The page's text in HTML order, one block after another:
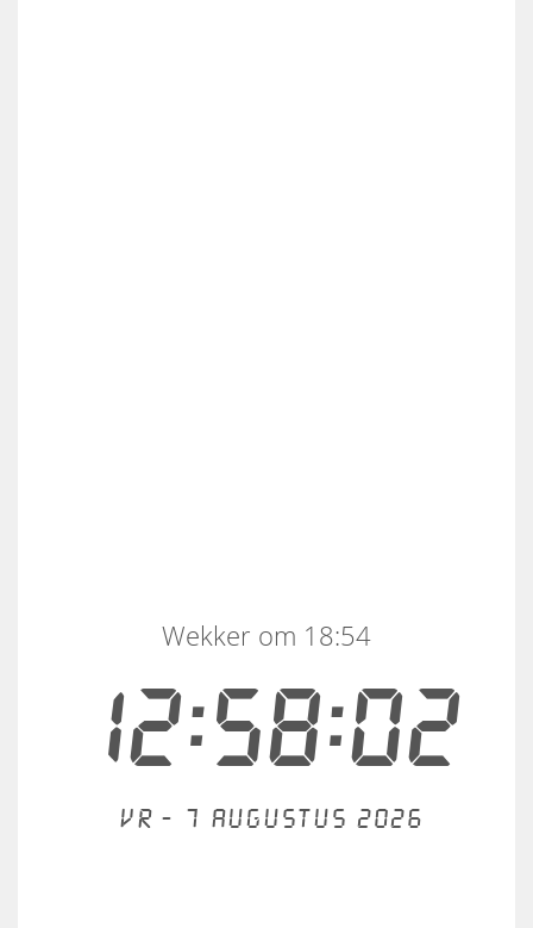
12:58:03
Wekker om 18:54
Vr - 7 augustus 2026